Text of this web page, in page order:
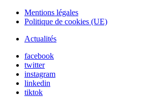
Mentions légales
Politique de cookies (UE)
Actualités
facebook
twitter
instagram
linkedin
tiktok